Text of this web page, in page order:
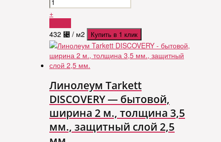
+
432 ⃄ / м2 Купить в 1 клик
Линолеум Tarkett
DISCOVERY — бытовой,
ширина 2 м., толщина 3,5
мм., защитный слой 2,5